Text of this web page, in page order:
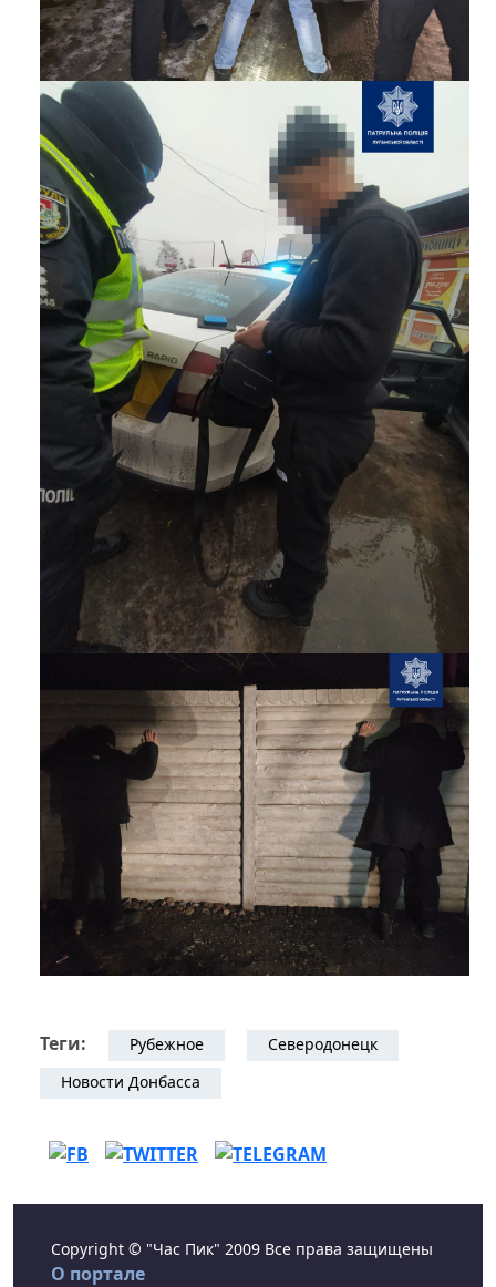
Теги: Рубежное
Северодонецк
Новости Донбасса
Copyright © "Час Пик" 2009 Все права защищены
О портале